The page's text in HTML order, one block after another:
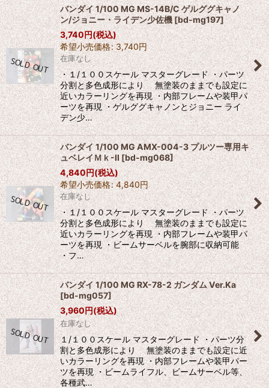
バンダイ 1/100 MG MS-14B/C ゲルググキャノ
ン/ジョニー・ライデン少佐機 [bd-mg197]
3,740円(税込)
希望小売価格: 3,740円
在庫なし
・１/１００スケール マスターグレード ・パーツ
分割と多色成形により 無塗装のままでも設定に
近いカラーリングを再現 ・内部フレームや装甲パ
ーツを再現 ・ゲルググキャノンとジョニー ライ
デン少…
バンダイ 1/100 MG AMX-004-3 プルツー専用キ
ュベレイＭｋ-II[bd-mg068]
4,840円(税込)
希望小売価格: 4,840円
在庫なし
・１/１００スケール マスターグレード ・パーツ
分割と多色成形により 無塗装のままでも設定に
近いカラーリングを再現 ・内部フレームや装甲パ
ーツを再現 ・ビームサーベルを腕部に収納可能
・フ…
バンダイ 1/100 MG RX-78-2 ガンダム Ver.Ka
[bd-mg057]
3,960円(税込)
在庫なし
１/１００スケール マスターグレード ・パーツ分
割と多色成形により 無塗装のままでも設定に近
いカラーリングを再現 ・内部フレームや装甲パー
ツを再現 ・ビームライフル、ビームサーベル等、
各種武…